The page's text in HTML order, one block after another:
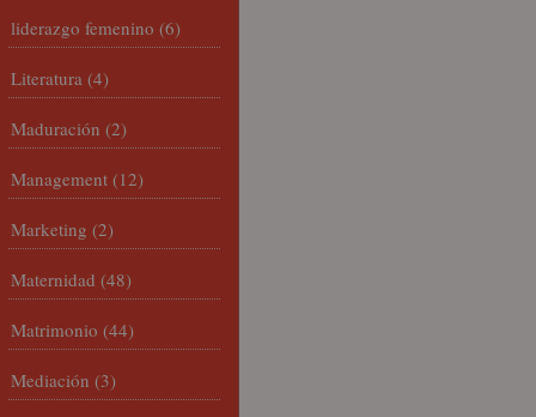
liderazgo femenino (6)
Literatura (4)
Maduración (2)
Management (12)
Marketing (2)
Maternidad (48)
Matrimonio (44)
Mediación (3)